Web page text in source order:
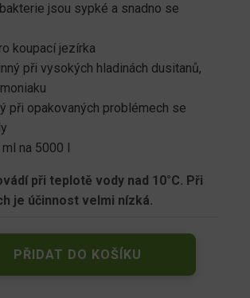
jsou sypké a snadno se
koupací jezírka
při vysokých hladinách dusitanů,
při opakovaných problémech se
na 5000 l
při teplotě vody nad 10°C. Při
je účinnost velmi nízká.
PŘIDAT DO KOŠÍKU